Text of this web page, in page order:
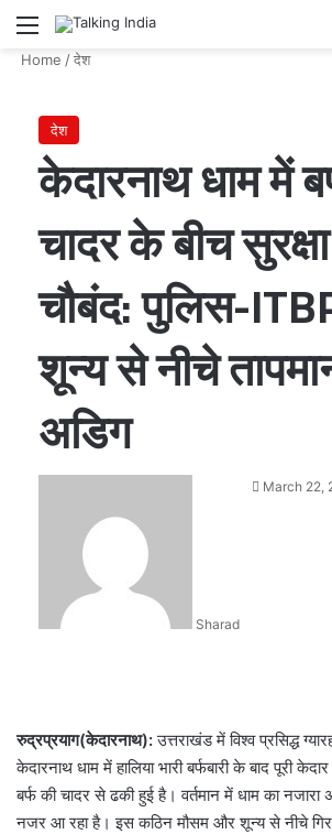
Menu
Home /देश
देश
केदारनाथ धाम में
चादर के बीच
चौबंद: पुलिस-
शून्य से नीचे
अडिग
Sharad
SendMarch 22,
रुद्रप्रयाग(केदारनाथ):उत्तराखंड में विश्व प्रसिद्ध
केदारनाथ धाम में हालिया भारी बर्फबारी के बाद पूरी
बर्फ की चादर से ढकी हुई है। वर्तमान में धाम का नजारा
नजर आ रहा है। इस कठिन मौसम और शून्य से नीचे